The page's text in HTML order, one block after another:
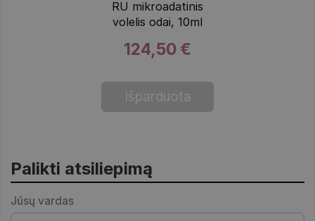
RU mikroadatinis
volelis odai, 10ml
124,50 €
Išparduota
Palikti atsiliepimą
Jūsų vardas